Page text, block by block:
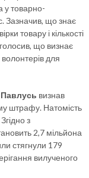
у товарно-
Зазначив, що знає
товару і кількості
що визнає
для
визнав
штрафу. Натомість
з
2,7 мільйона
стягнули 179
вилученого